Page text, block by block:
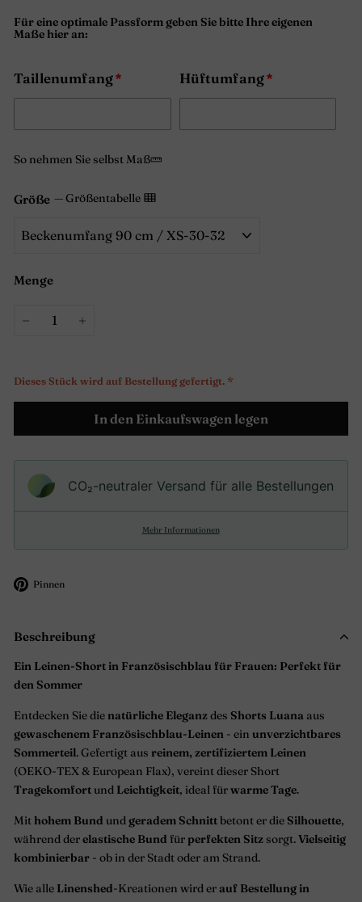
Für eine optimale Passform geben Sie bitte Ihre eigenen
Maße hier an:
Taillenumfang Hüftumfang
So nehmen Sie selbst Maß
Größe —Größentabelle
Menge
Dieses Stück wird auf Bestellung gefertigt. *
In den Einkaufswagen legen
CO₂-neu­t­raler Versand für alle Bestellungen
Mehr Informationen
Pinnen
Beschreibung
Ein Leinen-Short in Französischblau für Frauen: Perfekt für
den Sommer
Entdecken Sie die natürliche Eleganzdes Shorts Luana aus
gewaschenem Französischblau-Leinen - ein unverzichtbares
Sommerteil. Gefertigt aus reinem, zertifiziertem Leinen
(OEKO-TEX & European Flax), vereint dieser Short
Tragekomfort und Leichtigkeit, ideal fürwarme Tage.
Mit hohem Bund undgeradem Schnittbetont er dieSilhouette,
während derelastische Bund für perfekten Sitz sorgt.Vielseitig
kombinierbar - ob in der Stadt oder am Strand.
Wie alle Linenshed-Kreationen wird erauf Bestellung in